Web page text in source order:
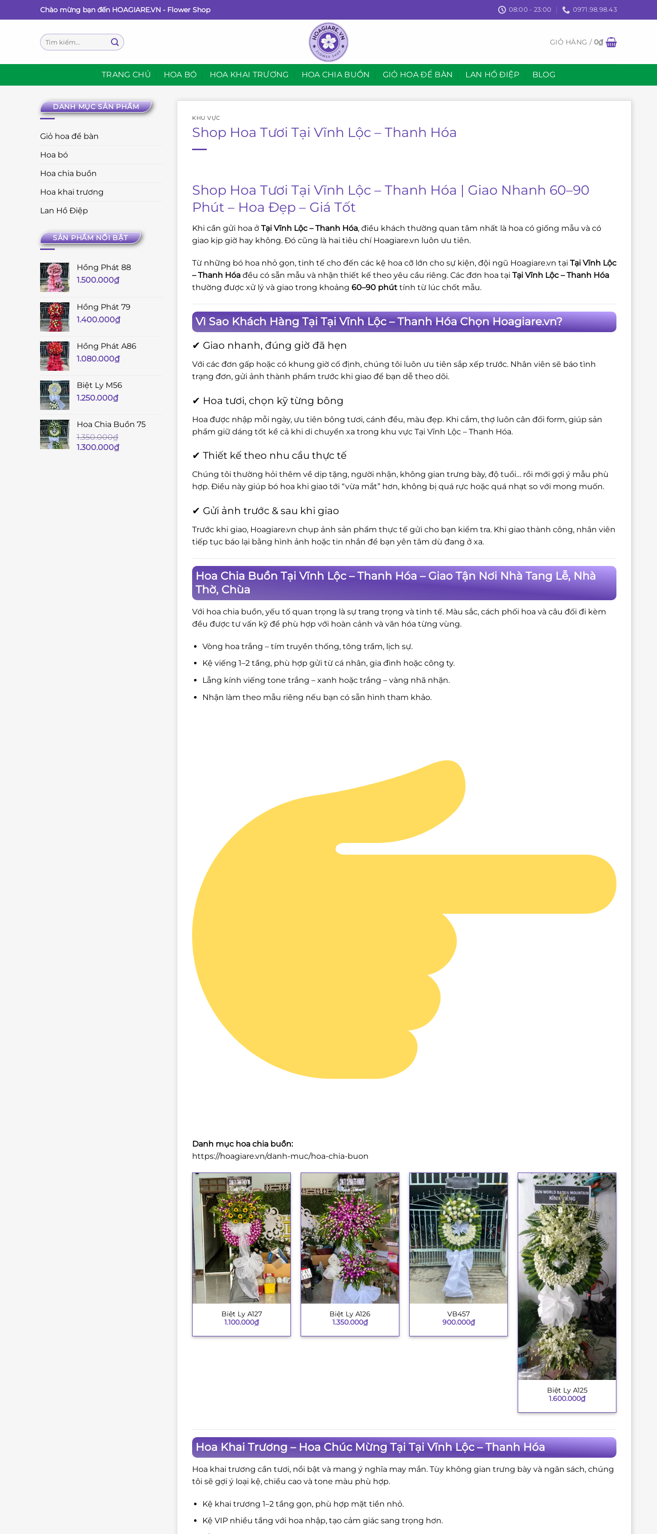
qua
Chào mừng bạn đến HOAGIARE.VN - Flower Shop 08:00 - 23:00 0971.98.98.43
Tìm
kiếm:
GIỎ HÀNG /0₫
TRANG CHỦ HOA BÓ HOA KHAI TRƯƠNG HOA CHIA BUỒN GIỎ HOA ĐỂ BÀN LAN HỒ ĐIỆP BLOG
DANH MỤC SẢN PHẨM
Giỏ hoa để bàn
Hoa bó
Hoa chia buồn
Hoa khai trương
Lan Hồ Điệp
SẢN PHẨM NỔI BẬT
Hồng Phát 88
1.500.000₫
Hồng Phát 79
1.400.000₫
Hồng Phát A86
1.080.000₫
Biệt Ly M56
1.250.000₫
Hoa Chia Buồn 75
1.350.000₫
Giá
1.300.000₫Giá
KHU VỰC
Shop Hoa Tươi Tại Vĩnh Lộc – Thanh Hóa
Shop Hoa Tươi Tại Vĩnh Lộc – Thanh Hóa | Giao Nhanh 60–90
Phút – Hoa Đẹp – Giá Tốt
Khi cần gửi hoa ở Tại Vĩnh Lộc – Thanh Hóa, điều khách thường quan tâm nhất là hoa có giống mẫu và có
giao kịp giờ hay không. Đó cũng là hai tiêu chí Hoagiare.vn luôn ưu tiên.
Từ những bó hoa nhỏ gọn, tinh tế cho đến các kệ hoa cỡ lớn cho sự kiện, đội ngũ Hoagiare.vn tại Tại Vĩnh Lộc
– Thanh Hóa đều có sẵn mẫu và nhận thiết kế theo yêu cầu riêng. Các đơn hoa tại Tại Vĩnh Lộc – Thanh Hóa
thường được xử lý và giao trong khoảng 60–90 phút tính từ lúc chốt mẫu.
Vì Sao Khách Hàng Tại Tại Vĩnh Lộc – Thanh Hóa Chọn Hoagiare.vn?
✔ Giao nhanh, đúng giờ đã hẹn
Với các đơn gấp hoặc có khung giờ cố định, chúng tôi luôn ưu tiên sắp xếp trước. Nhân viên sẽ báo tình
trạng đơn, gửi ảnh thành phẩm trước khi giao để bạn dễ theo dõi.
✔ Hoa tươi, chọn kỹ từng bông
Hoa được nhập mỗi ngày, ưu tiên bông tươi, cánh đều, màu đẹp. Khi cắm, thợ luôn cân đối form, giúp sản
phẩm giữ dáng tốt kể cả khi di chuyển xa trong khu vực Tại Vĩnh Lộc – Thanh Hóa.
✔ Thiết kế theo nhu cầu thực tế
Chúng tôi thường hỏi thêm về dịp tặng, người nhận, không gian trưng bày, độ tuổi… rồi mới gợi ý mẫu phù
hợp. Điều này giúp bó hoa khi giao tới “vừa mắt” hơn, không bị quá rực hoặc quá nhạt so với mong muốn.
✔ Gửi ảnh trước & sau khi giao
Trước khi giao, Hoagiare.vn chụp ảnh sản phẩm thực tế gửi cho bạn kiểm tra. Khi giao thành công, nhân viên
tiếp tục báo lại bằng hình ảnh hoặc tin nhắn để bạn yên tâm dù đang ở xa.
Hoa Chia Buồn Tại Vĩnh Lộc – Thanh Hóa – Giao Tận Nơi Nhà Tang Lễ, Nhà
Thờ, Chùa
Với hoa chia buồn, yếu tố quan trọng là sự trang trọng và tinh tế. Màu sắc, cách phối hoa và câu đối đi kèm
đều được tư vấn kỹ để phù hợp với hoàn cảnh và văn hóa từng vùng.
Vòng hoa trắng – tím truyền thống, tông trầm, lịch sự.
Kệ viếng 1–2 tầng, phù hợp gửi từ cá nhân, gia đình hoặc công ty.
Lẵng kính viếng tone trắng – xanh hoặc trắng – vàng nhã nhặn.
Nhận làm theo mẫu riêng nếu bạn có sẵn hình tham khảo.
Danh mục hoa chia buồn:
https://hoagiare.vn/danh-muc/hoa-chia-buon
Biệt Ly A127
1.100.000₫
Biệt Ly A126
1.350.000₫
VB457
900.000₫
Biệt Ly A125
1.600.000₫
Hoa Khai Trương – Hoa Chúc Mừng Tại Tại Vĩnh Lộc – Thanh Hóa
Hoa khai trương cần tươi, nổi bật và mang ý nghĩa may mắn. Tùy không gian trưng bày và ngân sách, chúng
tôi sẽ gợi ý loại kệ, chiều cao và tone màu phù hợp.
Kệ khai trương 1–2 tầng gọn, phù hợp mặt tiền nhỏ.
Kệ VIP nhiều tầng với hoa nhập, tạo cảm giác sang trọng hơn.